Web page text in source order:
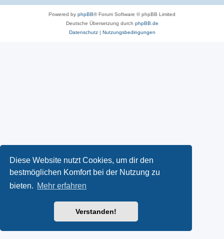
Diese Website nutzt Cookies, um dir den
bestmöglichen Komfort bei der Nutzung zu
bieten. Mehr erfahren
Verstanden!
Powered by phpBB® Forum Software © phpBB Limited
Deutsche Übersetzung durch phpBB.de
Datenschutz| Nutzungsbedingungen